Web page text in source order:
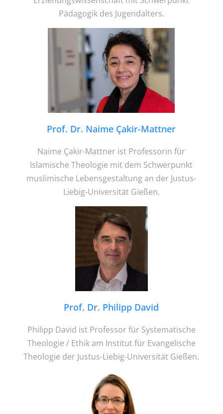
Pädagogik des Jugendalters.
Prof. Dr. Naime Çakir-Mattner
Naime Çakir-Mattner ist Professorin für
Islamische Theologie mit dem Schwerpunkt
muslimische Lebensgestaltung an der Justus-
Liebig-Universität Gießen.
Prof. Dr. Philipp David
Philipp David ist Professor für Systematische
Theologie / Ethik am Institut für Evangelische
Theologie der Justus-Liebig-Universität Gießen.